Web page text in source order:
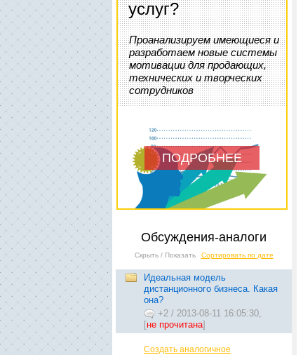
услуг?
Проанализируем имеющиеся и
разработаем новые системы
мотивации для продающих,
технических и творческих
сотрудников
ПОДРОБНЕЕ
Обсуждения-аналоги
Скрыть / Показать Сортировать по дате
Идеальная модель
дистанционного бизнеса. Какая
она?
+2 / 2013-08-11 16:05:30,
[не прочитана]
Создать аналогичное